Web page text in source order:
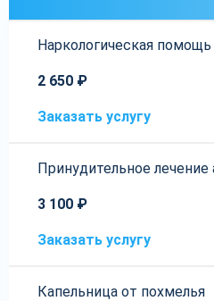
Наркологическая
2 650 ₽
Заказать услугу
Принудительное
3 100 ₽
Заказать услугу
Капельница от похмелья